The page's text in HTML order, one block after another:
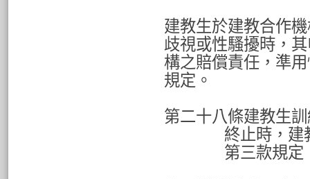
建教生於建教合作
歧視或性騷擾時，
構之賠償責任，準
規定。
第二十八條建教生
終止時，建
第三款規定